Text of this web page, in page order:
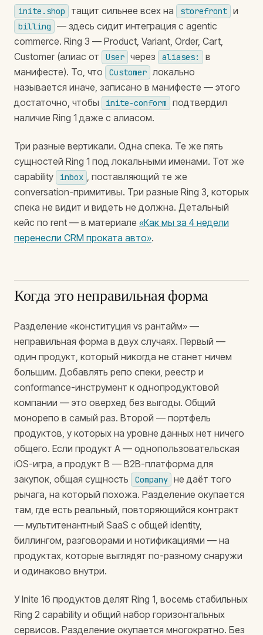
inite.shop тащит сильнее всех на storefront и
billing
— здесь сидит интеграция с agentic
commerce. Ring 3 — Product, Variant, Order, Cart,
Customer (алиас от
User через aliases:
в
манифесте). То, что
Customer локально
называется иначе, записано в манифесте — этого
достаточно, чтобы
inite-conform
подтвердил
наличие Ring 1 даже с алиасом.
Три разные вертикали. Одна спека. Те же пять
сущностей Ring 1 под локальными именами. Тот же
capability
inbox , поставляющий те же
conversation-примитивы. Три разные Ring 3, которых
спека не видит и видеть не должна. Детальный
кейс по rent — в материале «Как мы за 4 недели
перенесли CRM проката авто».
Когда это неправильная форма
Разделение «конституция vs рантайм» —
неправильная форма в двух случаях. Первый —
один продукт, который никогда не станет ничем
большим. Добавлять репо спеки, реестр и
conformance-инструмент к однопродуктовой
компании — это оверхед без выгоды. Общий
монорепо в самый раз. Второй — портфель
продуктов, у которых на уровне данных нет ничего
общего. Если продукт A — однопользовательская
iOS-игра, а продукт B — B2B-платформа для
закупок, общая сущность
Company не даёт того
рычага, на который похожа. Разделение окупается
там, где есть реальный, повторяющийся контракт
— мультитенантный SaaS с общей identity,
биллингом, разговорами и нотификациями — на
продуктах, которые выглядят по-разному снаружи
и одинаково внутри.
У Inite 16 продуктов делят Ring 1, восемь стабильных
Ring 2 capability и общий набор горизонтальных
сервисов. Разделение окупается многократно. Без